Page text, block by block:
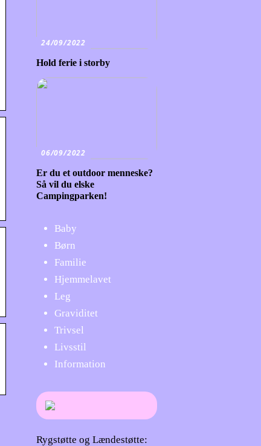
24/09/2022
Hold ferie i storby
06/09/2022
Er du et outdoor menneske?
Så vil du elske
Campingparken!
Baby
Børn
Familie
Hjemmelavet
Leg
Graviditet
Trivsel
Livsstil
Information
Rygstøtte og Lændestøtte: